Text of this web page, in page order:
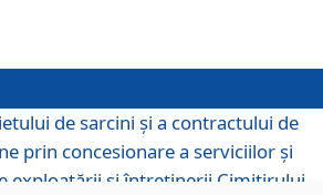
de sarcini şi a contractului de
prin concesionare a serviciilor şi
exploatării şi întreţinerii Cimitirului